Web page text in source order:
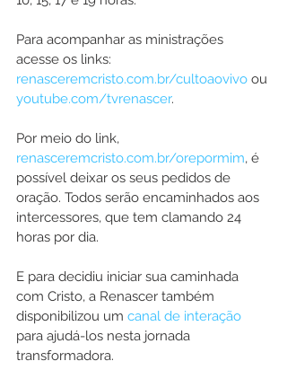
Para acompanhar as ministrações
acesse os links:
renasceremcristo.com.br/cultoaovivo ou
youtube.com/tvrenascer.
Por meio do link,
renasceremcristo.com.br/orepormim, é
possível deixar os seus pedidos de
oração. Todos serão encaminhados aos
intercessores, que tem clamando 24
horas por dia.
E para decidiu iniciar sua caminhada
com Cristo, a Renascer também
disponibilizou um canal de interação
para ajudá-los nesta jornada
transformadora.